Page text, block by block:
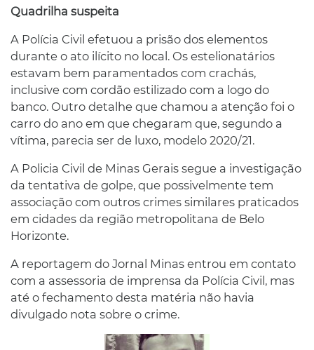
Quadrilha suspeita
A Polícia Civil efetuou a prisão dos elementos
durante o ato ilícito no local. Os estelionatários
estavam bem paramentados com crachás,
inclusive com cordão estilizado com a logo do
banco. Outro detalhe que chamou a atenção foi o
carro do ano em que chegaram que, segundo a
vítima, parecia ser de luxo, modelo 2020/21.
A Policia Civil de Minas Gerais segue a investigação
da tentativa de golpe, que possivelmente tem
associação com outros crimes similares praticados
em cidades da região metropolitana de Belo
Horizonte.
A reportagem do Jornal Minas entrou em contato
com a assessoria de imprensa da Polícia Civil, mas
até o fechamento desta matéria não havia
divulgado nota sobre o crime.